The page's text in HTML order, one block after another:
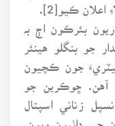
ڪيو[2].
بئرڪون اڄ بہ
جو بنگلو هينئر
جون ڪچيون
آهن. ڇوڪرين جو
زناني اسپتال
جي ڊاٺيون ويون.